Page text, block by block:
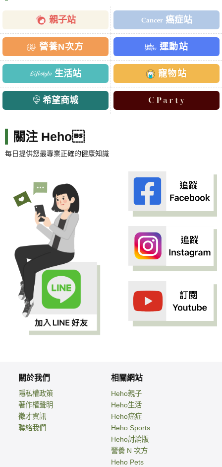
親子站 癌症站
營養N次方 運動站
生活站 寵物站
希望商城
關注 Heho
每日提供您最專業正確的健康知識
關於我們
隱私權政策
著作權聲明
徵才資訊
聯絡我們
相關網站
Heho親子
Heho生活
Heho癌症
Heho Sports
Heho討論版
營養 N 次方
Heho Pets